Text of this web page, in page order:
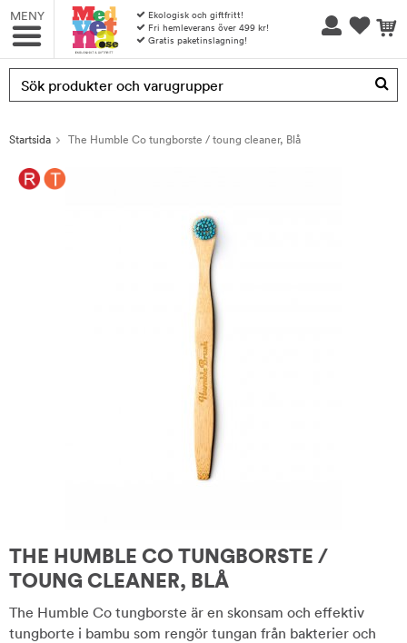
MENY
Ekologisk och giftfritt!
Fri hemleverans över 499 kr!
Gratis paketinslagning!
Produkten har blivit tillagd i varukorgen
Startsida The Humble Co tungborste / toung cleaner, Blå
THE HUMBLE CO TUNGBORSTE /
TOUNG CLEANER, BLÅ
The Humble Co tungborste är en skonsam och effektiv
tungborte i bambu som rengör tungan från bakterier och